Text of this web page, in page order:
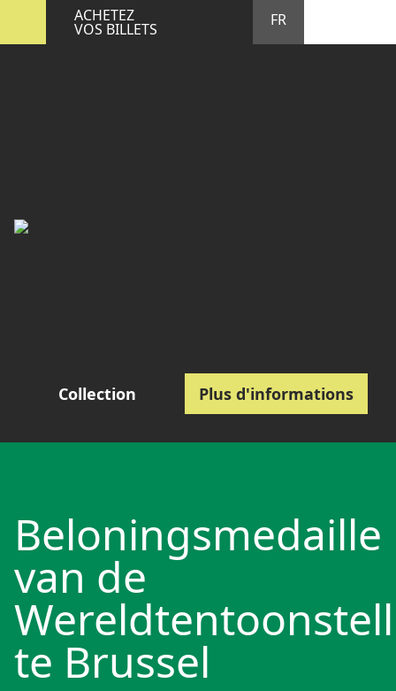
ACHETEZ
VOS BILLETS FR
Collection Plus d'informations
Beloningsmedaille
van de
te Brussel